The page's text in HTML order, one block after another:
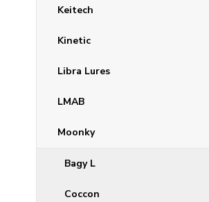
Keitech
Kinetic
Libra Lures
LMAB
Moonky
Bagy L
Coccon